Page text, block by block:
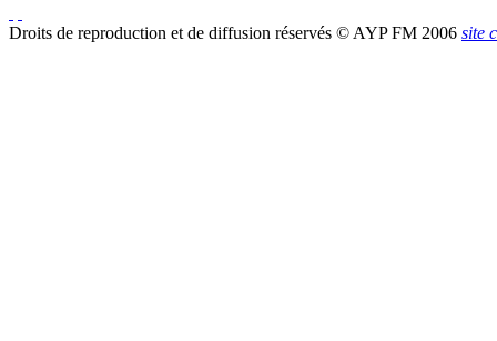
Droits de reproduction et de diffusion réservés © AYP FM 2006 site